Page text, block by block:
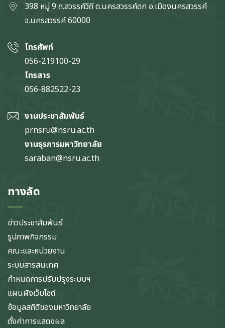
398 หมู่ 9 ถ.สวรรค์วิถี ต.นครสวรรค์ตก อ.เมืองนครสวรรค์
จ.นครสวรรค์60000
โทรศัพท์
056-219100-29
โทรสาร
056-882522-23
งานประชาสัมพันธ์
prnsru@nsru.ac.th
งานธุรการมหาวิทยาลัย
saraban@nsru.ac.th
ทางลัด
ข่าวประชาสัมพันธ์
รูปภาพกิจกรรม
คณะและหน่วยงาน
ระบบสารสนเทศ
กำหนดการปรับปรุงระบบฯ
แผนผังเว็บไซต์
ข้อมูลสถิติของมหาวิทยาลัย
ตั้งค่าการแสดงผล